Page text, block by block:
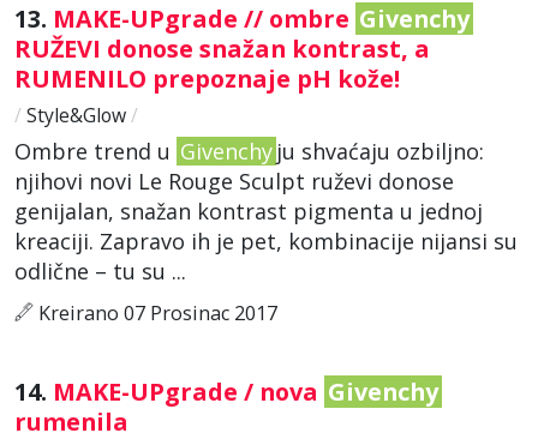
13. MAKE-UPgrade // ombre Givenchy
RUŽEVI donose snažan kontrast, a
RUMENILO prepoznaje pH kože!
/ Style&Glow/
Ombre trend u Givenchy ju shvaćaju ozbiljno:
njihovi novi Le Rouge Sculpt ruževi donose
genijalan, snažan kontrast pigmenta u jednoj
kreaciji. Zapravo ih je pet, kombinacije nijansi su
odlične – tu su ...
Kreirano 07 Prosinac 2017
14. MAKE-UPgrade / nova Givenchy
rumenila